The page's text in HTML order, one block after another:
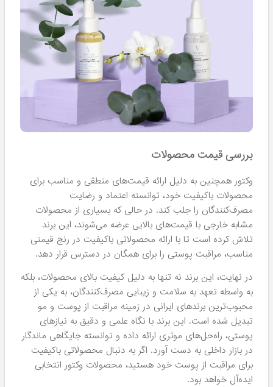
بررسی قیمت محصولات
وکتور همچنین به دلیل ارائه قیمت‌های منطقی و مناسب برای
محصولات باکیفیت خود، توانسته اعتماد و رضایت
مصرف‌کنندگان را جلب کند. در حالی که بسیاری از محصولات
مشابه خارجی با قیمت‌های بالایی عرضه می‌شوند، این برند
تلاش کرده است تا با ارائه محصولاتی باکیفیت در رنج قیمتی
مناسب، مراقبت پوستی را برای همگان در دسترس قرار دهد.
در نهایت، این برند نه تنها به دلیل کیفیت بالای محصولات، بلکه
به واسطه تعهد به سلامت و زیبایی مصرف‌کنندگان، به یکی از
محبوب‌ترین برندهای ایرانی در زمینه مراقبت از پوست و مو
تبدیل شده است. این برند با نگاه علمی و دقیق به نیازهای
پوستی، راه‌حل‌های موثری ارائه داده و توانسته جایگاهی ماندگار
در بازار داخلی به دست آورد. اگر به دنبال محصولاتی باکیفیت
برای مراقبت از پوست خود هستید، محصولات وکتور انتخابی
ایده‌آل خواهد بود.